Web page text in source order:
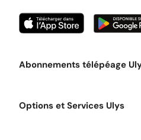
Abonnements télépéage
Options et Services Ulys